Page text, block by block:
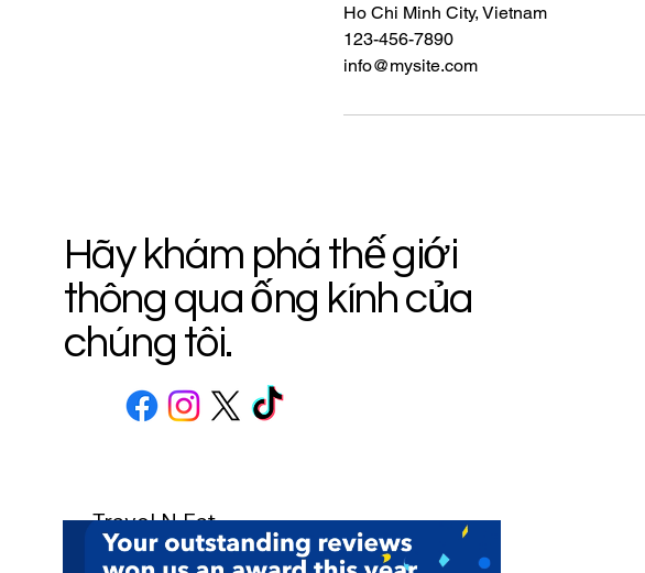
Ho Chi Minh City, Vietnam
123-456-7890
info@mysite.com
Hãy khám phá thế giới
thông qua ống kính của
chúng tôi.
Travel N Eat